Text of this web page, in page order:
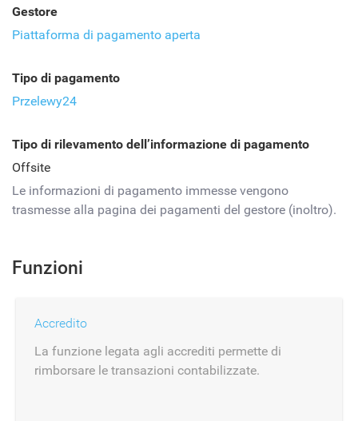
Gestore
Piattaforma di pagamento aperta
Tipo di pagamento
Przelewy24
Tipo di rilevamento dell’informazione di pagamento
Offsite
Le informazioni di pagamento immesse vengono
trasmesse alla pagina dei pagamenti del gestore (inoltro).
Funzioni
Accredito
La funzione legata agli accrediti permette di
rimborsare le transazioni contabilizzate.